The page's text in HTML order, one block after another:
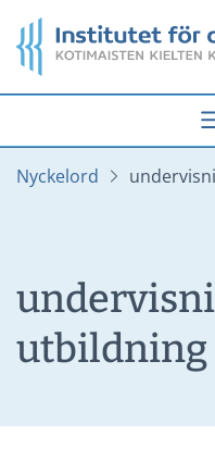
till
innehåll
Startsida
Nyckelord
utbildning